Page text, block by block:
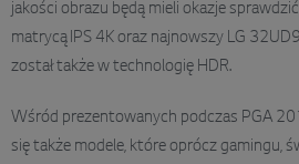
jakości obrazu będą mieli okazje
matrycą IPS 4K oraz najnowszy LG
został także w technologię HDR.
Wśród prezentowanych podczas PGA
się także modele, które oprócz gamingu,